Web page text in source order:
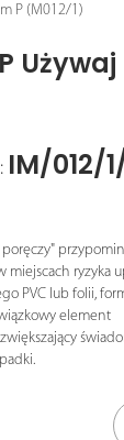
P (M012/1)
IM/012/
poręczy"
miejscach ryzyka
PVC lub folii,
element